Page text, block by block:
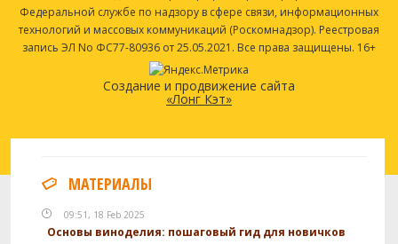
Федеральной службе по надзору в сфере связи, информационных
технологий и массовых коммуникаций (Роскомнадзор). Реестровая
запись ЭЛ No ФС77-80936 от 25.05.2021. Все права защищены. 16+
Создание и продвижение сайта
«Лонг Кэт»
МАТЕРИАЛЫ
09:51, 18 Feb 2025
Основы виноделия: пошаговый гид для новичков